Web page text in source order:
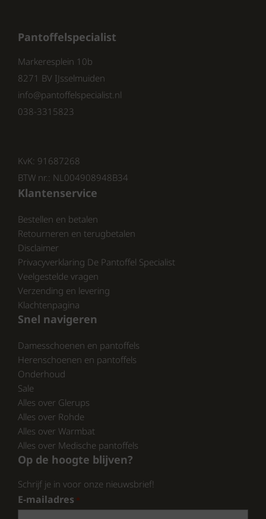
Kleur: De Q Fit dames pantoffels
zijn verkrijgbaar in een
aantrekkelijke roze kleur, ideaal
ontworpen om je de ondersteuning te bieden
die je nodig hebt, terwijl ze er ook nog eens
goed uitzien. Of je nu thuis bent of even snel
perfecte keuze.
Beschikbaarheid
Ben je enthousiast geworden over de Q Fit
dames pantoffels? Je kunt ze nu eenvoudig
kopen via pantoffelspecialist.nl. Met de
functionaliteit zijn deze pantoffels een must-
have voor elke vrouw.
Conclusie
De Q Fit dames pantoffels zijn de ideale keuze
voor wie op zoek is naar een combinatie van
comfort, ondersteuning en stijl. Met een
ademend, gekleed textiel en een flexibele
rubberen zool, zijn deze pantoffels zeer
geschikt voor dagelijks gebruik. Bezoek
Pantoffelspecialist
Markeresplein 10b
8271 BV IJsselmuiden
info@pantoffelspecialist.nl
038-3315823
KvK: 91687268
BTW nr.: NL004908948B34
Klantenservice
Bestellen en betalen
Retourneren en terugbetalen
Disclaimer
Privacyverklaring De Pantoffel Specialist
Veelgestelde vragen
Verzending en levering
Klachtenpagina
Snel navigeren
Damesschoenen en pantoffels
Herenschoenen en pantoffels
Onderhoud
Sale
Alles over Glerups
Alles over Rohde
Alles over Warmbat
Alles over Medische pantoffels
Op de hoogte blijven?
Schrijf je in voor onze nieuwsbrief!
E-mailadres *